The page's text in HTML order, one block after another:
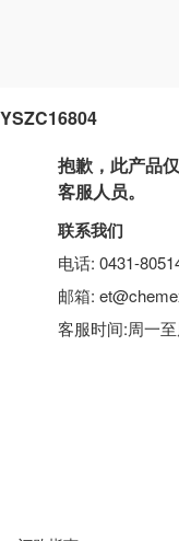
YSZC16804
抱歉，此产品
客服人员。
联系我们
电话: 0431-
邮箱:
客服时间:周一